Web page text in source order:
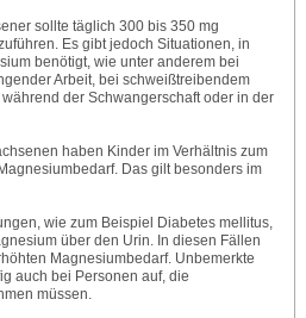
sollte täglich 300 bis 350 mg
Es gibt jedoch Situationen, in
benötigt, wie unter anderem bei
Arbeit, bei schweißtreibendem
der Schwangerschaft oder in der
haben Kinder im Verhältnis zum
Das gilt besonders im
wie zum Beispiel Diabetes mellitus,
über den Urin. In diesen Fällen
Magnesiumbedarf. Unbemerkte
auch bei Personen auf, die
müssen.